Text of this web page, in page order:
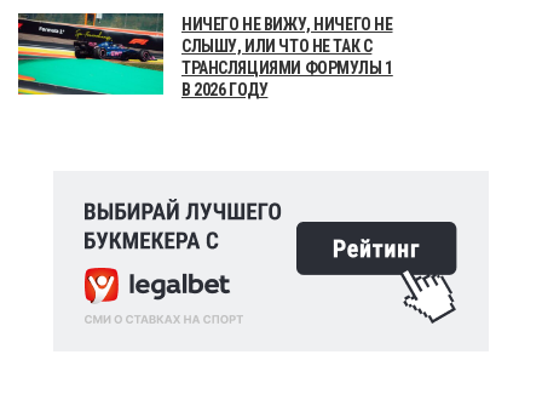
НИЧЕГО НЕ ВИЖУ, НИЧЕГО НЕ
СЛЫШУ, ИЛИ ЧТО НЕ ТАК С
ТРАНСЛЯЦИЯМИ ФОРМУЛЫ 1
В 2026 ГОДУ